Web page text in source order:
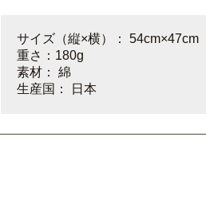
サイズ（縦×横）： 54cm×47cm
重さ：180g
素材： 綿
生産国： 日本